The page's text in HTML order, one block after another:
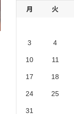
月 火
3 4
10 11
17 18
24 25
31